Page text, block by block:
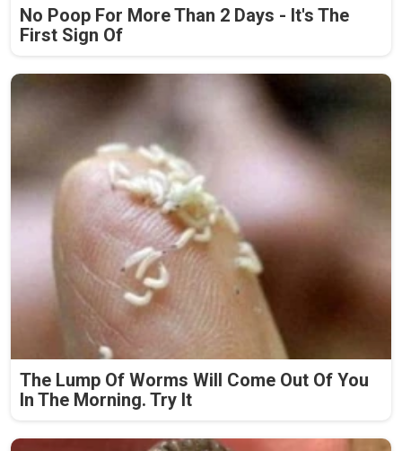
No Poop For More Than 2 Days - It's The
First Sign Of
The Lump Of Worms Will Come Out Of You
In The Morning. Try It